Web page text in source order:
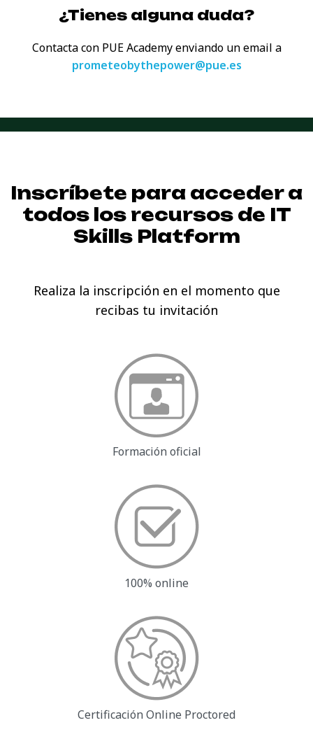
¿Tienes alguna duda?
Contacta con PUE Academy enviando un email a
prometeobythepower@pue.es
Inscríbete para acceder a
todos los recursos de IT
Skills Platform
Realiza la inscripción en el momento que
recibas tu invitación
Formación oficial
100% online
Certificación Online Proctored